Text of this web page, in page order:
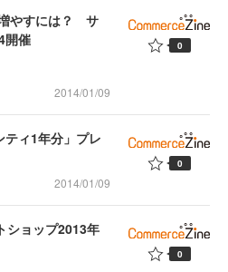
やすには？ サ
開催
2014/01/09
0
ティ1年分」プレ
2014/01/09
0
ショップ2013年
0